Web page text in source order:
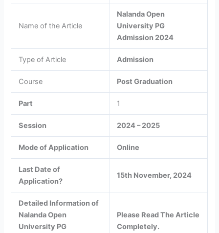
Name of the Article
Nalanda Open
University PG
Admission 2024
Type of Article Admission
Course Post Graduation
Part 1
Session 2024 – 2025
Mode of Application Online
Last Date of
Application?
15th November, 2024
Detailed Information of
Nalanda Open
University PG
Please Read The Article
Completely.